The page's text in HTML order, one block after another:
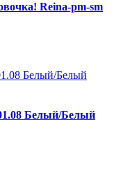
Reina-pm-sm
Белый/Белый